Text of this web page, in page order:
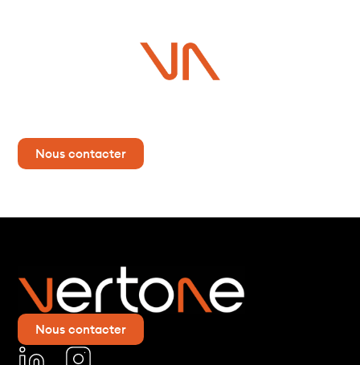
Nous contacter
Nous contacter